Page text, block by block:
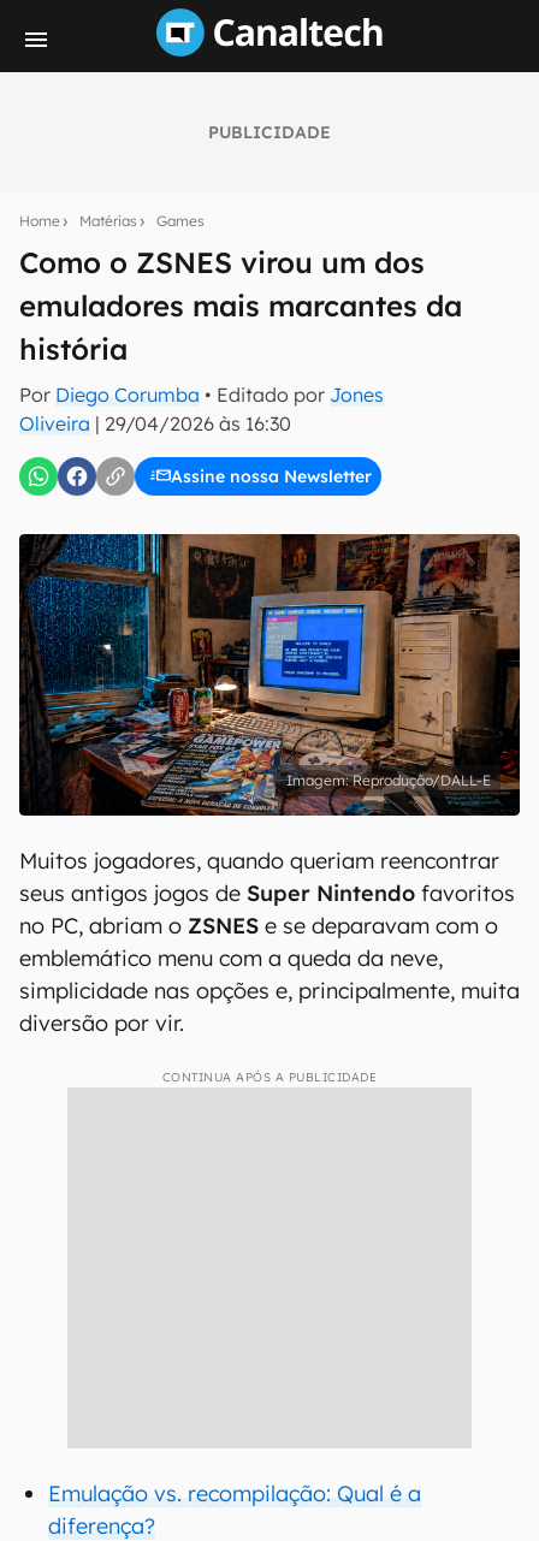
PUBLICIDADE
Home Matérias Games
Como o ZSNES virou um dos
emuladores mais marcantes da
história
Por Diego Corumba • Editado por Jones
Oliveira | 29/04/2026 às 16:30
Assine nossa Newsletter
notícias e reviews sobre tecnologia em primeira
E-mail
inscreva-se
Confirmo que li, aceito e concordo com os Termos de
Uso e Política de Privacidade do Canaltech.
Reprodução/DALL-E
Muitos jogadores, quando queriam reencontrar
seus antigos jogos de Super Nintendo favoritos
no PC, abriam o ZSNES e se deparavam com o
emblemático menu com a queda da neve,
simplicidade nas opções e, principalmente, muita
diversão por vir.
CONTINUA APÓS A PUBLICIDADE
Emulação vs. recompilação: Qual é a
diferença?